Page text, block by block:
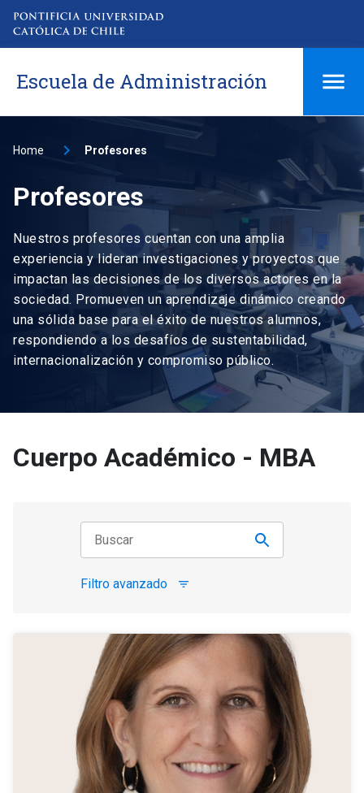
Escuela de Administración
Home Profesores
Profesores
Nuestros profesores cuentan con una amplia
experiencia y lideran investigaciones y proyectos que
impactan las decisiones de los diversos actores en la
sociedad. Promueven un aprendizaje dinámico creando
una sólida base para el éxito de nuestros alumnos,
respondiendo a los desafíos de sustentabilidad,
internacionalización y compromiso público.
Cuerpo Académico - MBA
Filtro avanzado filter_list